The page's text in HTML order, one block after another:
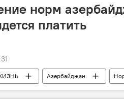
норм
платить
Азербайджан